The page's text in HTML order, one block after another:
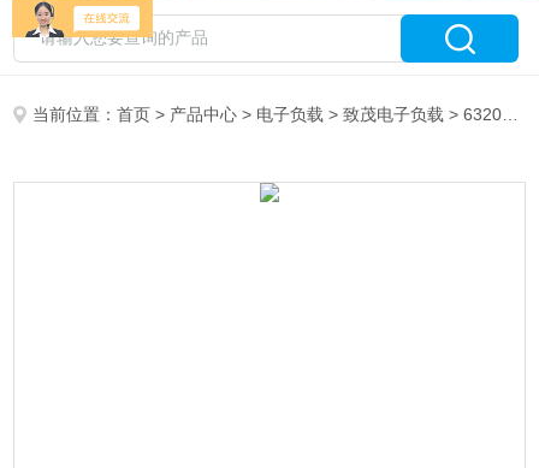
当前位置：首页 > 产品中心 > 电子负载 >致茂电子负载 > 63205A-1200-200致茂大功率可编程电子负载